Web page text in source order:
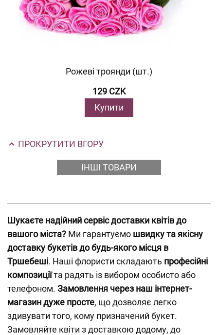
Рожеві троянди (шт.)
129 CZK
Купити
ПРОКРУТИТИ ВГОРУ
ІНШІ ТОВАРИ
Шукаєте надійний сервіс доставки квітів до
вашого міста? Ми гарантуємо швидку та якісну
доставку букетів до будь-якого місця в
Тршебеші. Наші флористи складають професійні
композиціїта радять із вибором особисто або
телефоном. Замовлення через наш інтернет-
магазин дуже просте, що дозволяє легко
здивувати того, кому призначений букет.
Замовляйте квіти з доставкою додому, до